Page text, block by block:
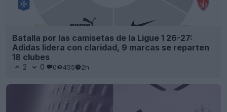
Batalla por las camisetas de la Ligue 1 26-27:
Adidas lidera con claridad, 9 marcas se reparten
18 clubes
2 0 0 455 2h